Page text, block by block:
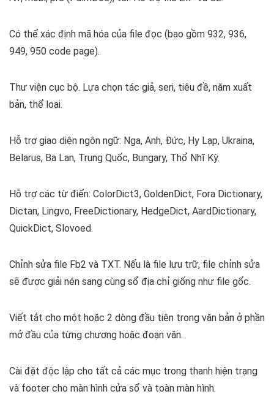
Có thể xác định mã hóa của file đọc (bao gồm 932, 936,
949, 950 code page).
Thư viện cục bộ. Lựa chọn tác giả, seri, tiêu đề, năm xuất
bản, thể loại.
Hỗ trợ giao diện ngôn ngữ: Nga, Anh, Đức, Hy Lạp, Ukraina,
Belarus, Ba Lan, Trung Quốc, Bungary, Thổ Nhĩ Kỳ.
Hỗ trợ các từ điển: ColorDict3, GoldenDict, Fora Dictionary,
Dictan, Lingvo, FreeDictionary, HedgeDict, AardDictionary,
QuickDict, Slovoed.
Chỉnh sửa file Fb2 và TXT. Nếu là file lưu trữ, file chỉnh sửa
sẽ được giải nén sang cùng sổ địa chỉ giống như file gốc.
Viết tắt cho một hoặc 2 dòng đầu tiên trong văn bản ở phần
mở đầu của từng chương hoặc đoạn văn.
Cài đặt độc lập cho tất cả các mục trong thanh hiện trạng
và footer cho màn hình cửa sổ và toàn màn hình.